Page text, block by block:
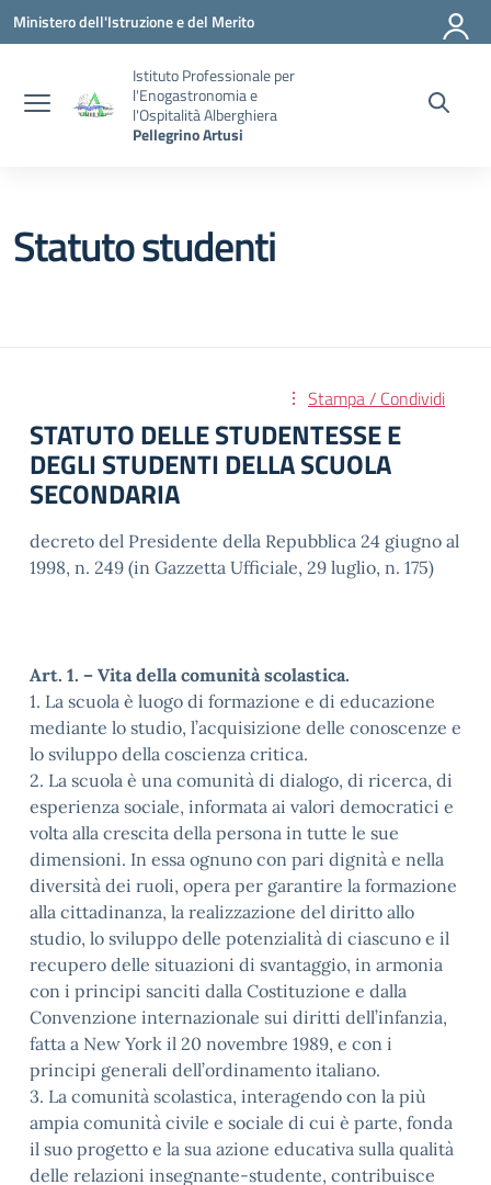
Vai ai contenuti
Vai al menu di navigazione
Vai al footer
Ministero dell'Istruzione e del Merito
Istituto Professionale per
l'Enogastronomia e
l'Ospitalità Alberghiera
Pellegrino Artusi
Statuto studenti
Stampa / Condividi
STATUTO DELLE STUDENTESSE E
DEGLI STUDENTI DELLA SCUOLA
SECONDARIA
decreto del Presidente della Repubblica 24 giugno al
1998, n. 249 (in Gazzetta Ufficiale, 29 luglio, n. 175)
Art. 1. – Vita della comunità scolastica.
1. La scuola è luogo di formazione e di educazione
mediante lo studio, l’acquisizione delle conoscenze e
lo sviluppo della coscienza critica.
2. La scuola è una comunità di dialogo, di ricerca, di
esperienza sociale, informata ai valori democratici e
volta alla crescita della persona in tutte le sue
dimensioni. In essa ognuno con pari dignità e nella
diversità dei ruoli, opera per garantire la formazione
alla cittadinanza, la realizzazione del diritto allo
studio, lo sviluppo delle potenzialità di ciascuno e il
recupero delle situazioni di svantaggio, in armonia
con i principi sanciti dalla Costituzione e dalla
Convenzione internazionale sui diritti dell’infanzia,
fatta a New York il 20 novembre 1989, e con i
principi generali dell’ordinamento italiano.
3. La comunità scolastica, interagendo con la più
ampia comunità civile e sociale di cui è parte, fonda
il suo progetto e la sua azione educativa sulla qualità
delle relazioni insegnante-studente, contribuisce